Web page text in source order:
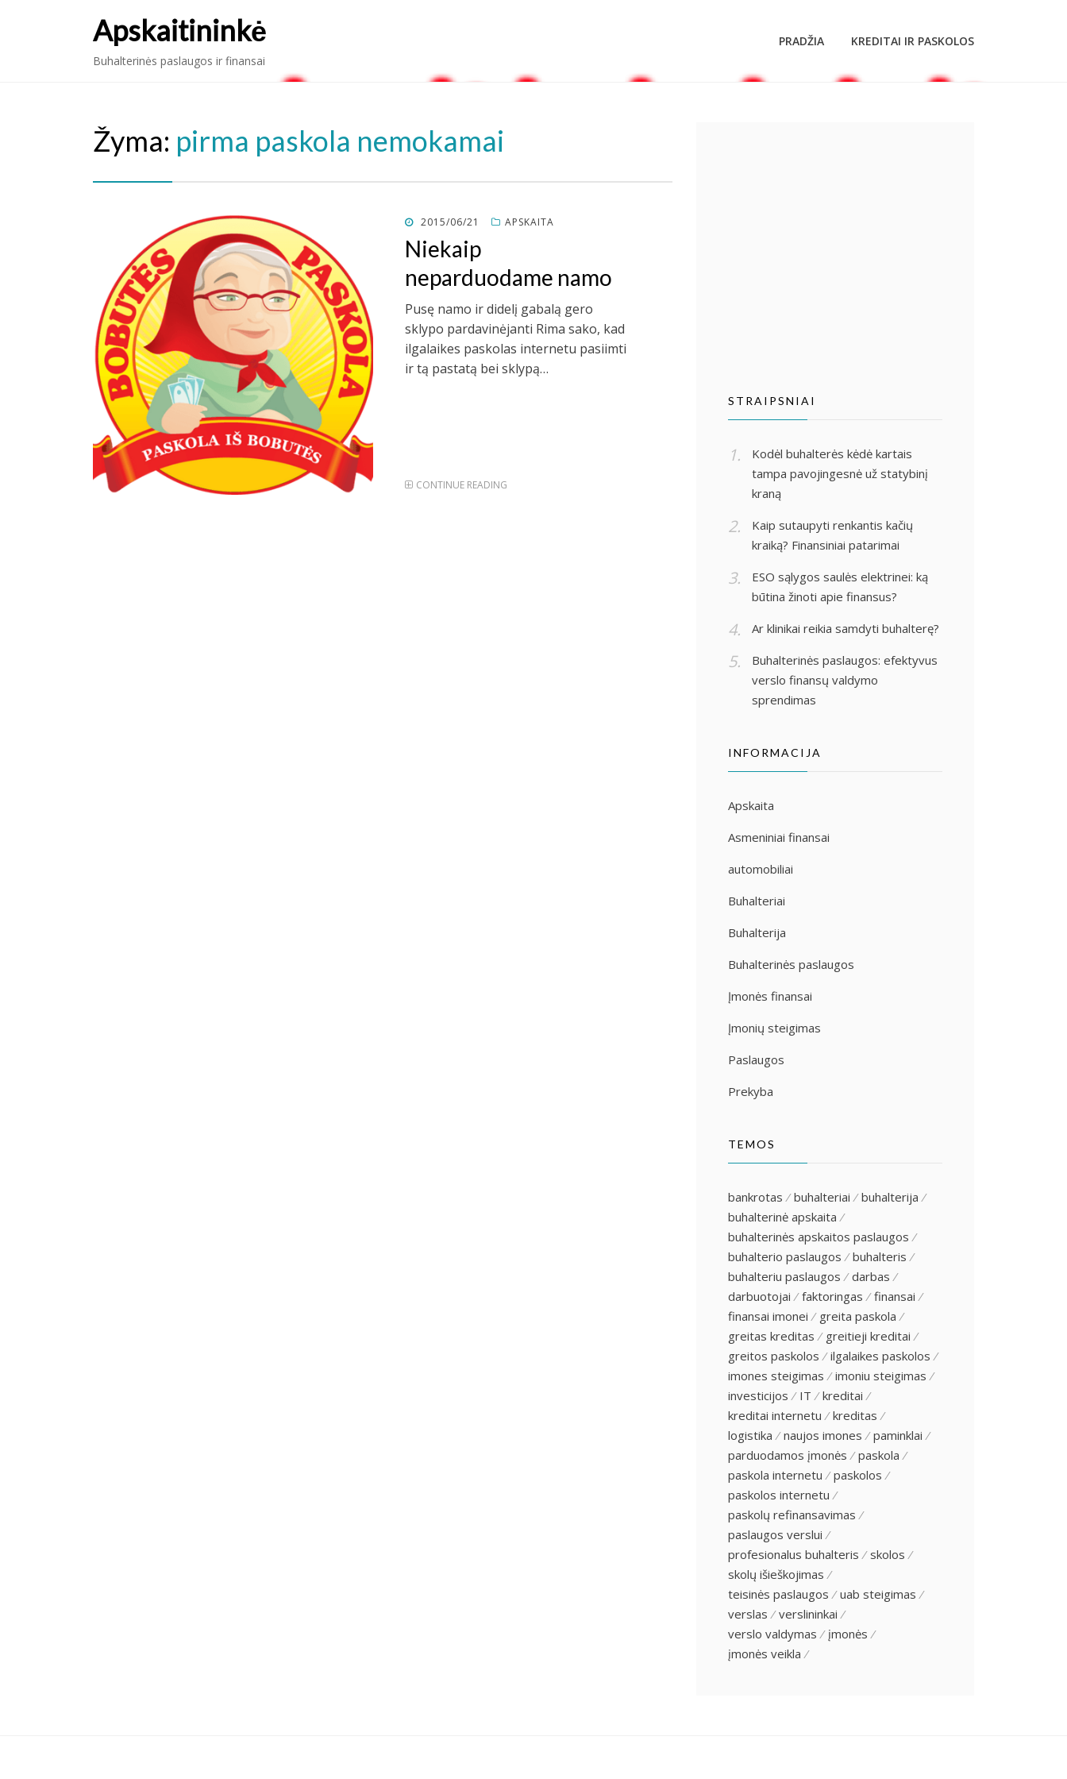
Apskaitininkė
Buhalterinės paslaugos ir finansai
PRADŽIA KREDITAI IR PASKOLOS
Žyma: pirma paskola nemokamai
POSTED
2015/06/21 APSKAITA
Niekaip
neparduodame namo
Pusę namo ir didelį gabalą gero
sklypo pardavinėjanti Rima sako, kad
ilgalaikes paskolas internetu pasiimti
ir tą pastatą bei sklypą…
CONTINUE READING
STRAIPSNIAI
Kodėl buhalterės kėdė kartais
tampa pavojingesnė už statybinį
kraną
Kaip sutaupyti renkantis kačių
kraiką? Finansiniai patarimai
ESO sąlygos saulės elektrinei: ką
būtina žinoti apie finansus?
Ar klinikai reikia samdyti buhalterę?
Buhalterinės paslaugos: efektyvus
verslo finansų valdymo
sprendimas
INFORMACIJA
Apskaita
Asmeniniai finansai
automobiliai
Buhalteriai
Buhalterija
Buhalterinės paslaugos
Įmonės finansai
Įmonių steigimas
Paslaugos
Prekyba
TEMOS
bankrotas buhalteriai
buhalterija
buhalterinė apskaita
buhalterinės apskaitos paslaugos
buhalterio paslaugos
buhalteris
buhalteriu paslaugos
darbas
darbuotojai
faktoringas
finansai
finansai imonei
greita paskola
greitas kreditas
greitieji kreditai
greitos paskolos
ilgalaikes paskolos
imones steigimas
imoniu steigimas
investicijos
IT
kreditai
kreditai internetu
kreditas
logistika
naujos imones
paminklai
parduodamos įmonės
paskola
paskola internetu
paskolos
paskolos internetu
paskolų refinansavimas
paslaugos verslui
profesionalus buhalteris
skolos
skolų išieškojimas
teisinės paslaugos
uab steigimas
verslas
verslininkai
verslo valdymas
įmonės
įmonės veikla